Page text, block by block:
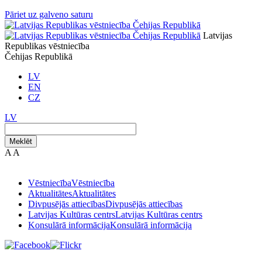
Pāriet uz galveno saturu
Latvijas
Republikas vēstniecība
Čehijas Republikā
LV
EN
CZ
LV
Meklēt
A A
VēstniecībaVēstniecība
AktualitātesAktualitātes
Divpusējās attiecībasDivpusējās attiecības
Latvijas Kultūras centrsLatvijas Kultūras centrs
Konsulārā informācijaKonsulārā informācija